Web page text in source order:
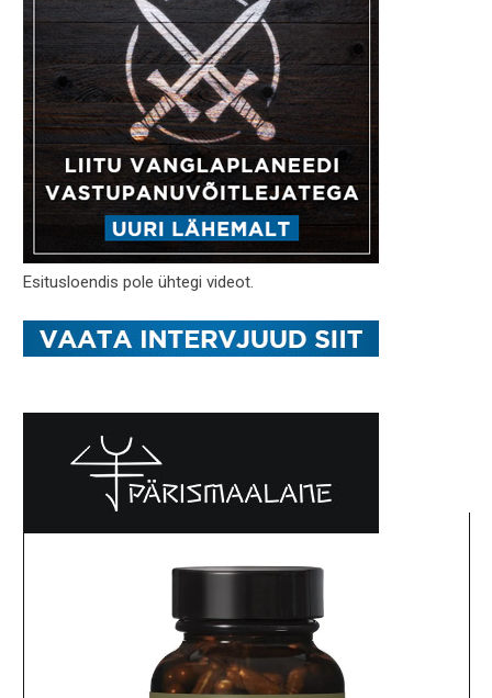
Esitusloendis pole ühtegi videot.